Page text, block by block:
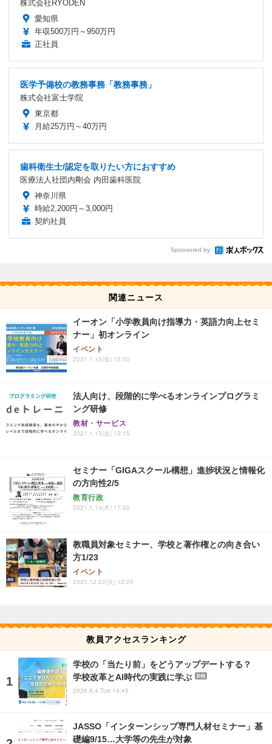
株式会社RYODEN
愛知県
年収500万円～950万円
正社員
医学予備校の教務事務「教務事務」
株式会社富士学院
東京都
月給25万円～40万円
歯科衛生士/認定を取りたい方におすすめ
医療法人社団内剛会 内田歯科医院
神奈川県
時給2,200円～3,000円
契約社員
Sponsored by
関連ニュース
イーオン「小学教員向け指導力・英語力向上セミ
ナー」初オンライン
イベント
2021.1.15(金) 15:50
法人向け、段階的に学べるオンラインプログラミ
ング研修
教材・サービス
2021.1.15(金) 13:15
セミナー「GIGAスクール構想」進捗状況と情報化
の方向性2/5
教育行政
2021.1.14(木) 17:20
教職員対象セミナー、学校と著作権との向き合い
方1/23
イベント
2020.12.22(火) 12:20
教員アクセスランキング
学校の「当たり前」をどうアップデートする？
学校改革とAI時代の実践に学ぶ
PR
2026.8.4 Tue 14:45
JASSO「インターンシップ専門人材セミナー」基
礎編9/15…大学等の先生が対象